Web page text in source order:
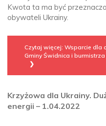
Kwota ta ma być
obywateli Ukrainy.
Czytaj więcej: Wsparcie dla
Gminy Świdnica i
Krzyżowa dla Ukrainy.
energii – 1.04.2022